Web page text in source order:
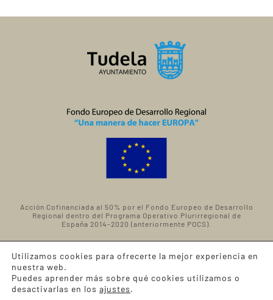
Acción Cofinanciada al 50% por el Fondo Europeo de Desarrollo
Regional dentro del Programa Operativo Plurirregional de
España 2014-2020 (anteriormente POCS).
AVISO LEGAL·POLÍTICA DE PRIVACIDAD·POLÍTICA
© 2026 M.I. Ayuntamiento de Tudela
Utilizamos cookies para ofrecerte la mejor experiencia en
nuestra web.
Puedes aprender más sobre qué cookies utilizamos o
desactivarlas en los ajustes.